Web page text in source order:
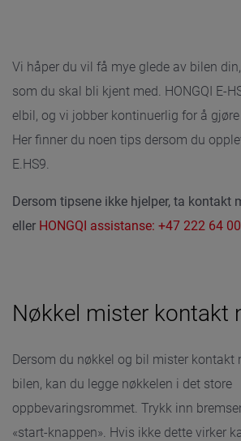
Vi håper du vil få mye glede av bilen
som du skal bli kjent med. HONGQI E-
elbil, og vi jobber kontinuerlig for å gjøre
Her finner du noen tips dersom du
E.HS9.
Dersom tipsene ikke hjelper, ta kontakt
eller HONGQI assistanse: +47 222 64
Nøkkel mister kontakt
Dersom du nøkkel og bil mister kontakt
bilen, kan du legge nøkkelen i det store
oppbevaringsrommet. Trykk inn
«start-knappen». Hvis ikke dette virker